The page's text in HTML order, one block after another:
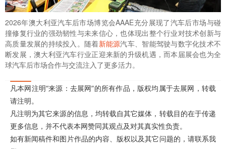
2026年澳大利亚汽车后市场博览会AAAE充分展现了汽车后市场与碰
撞修复行业的强劲韧性与未来信心，也体现出整个行业对技术创新与
高质量发展的持续投入。随着新能源汽车、智能驾驶与数字化技术不
断发展，澳大利亚汽车行业正迎来新的升级机遇，而本届展会也为全
球汽车后市场合作与交流注入了更多活力。
凡本网注明“来源：去展网”的所有作品，版权均属于去展网，转载
请注明。
凡注明为其它来源的信息，均转载自其它媒体，转载目的在于传递
更多信息，并不代表本网赞同其观点及对其真实性负责。
如有新闻稿件和图片作品的内容、版权以及其它问题的，请联系我